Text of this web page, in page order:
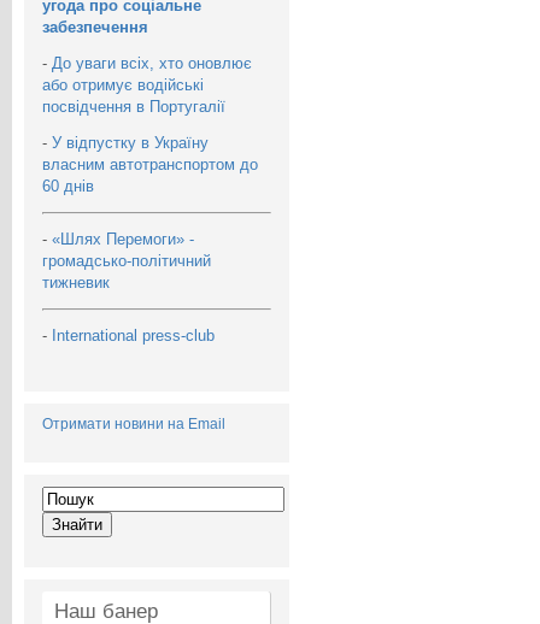
угода про соціальне
забезпечення
- До уваги всіх, хто оновлює
або отримує водійські
посвідчення в Португалії
- У відпустку в Україну
власним автотранспортом до
60 днів
- «Шлях Перемоги» -
громадсько-політичний
тижневик
- International press-club
Отримати новини на Email
Наш банер